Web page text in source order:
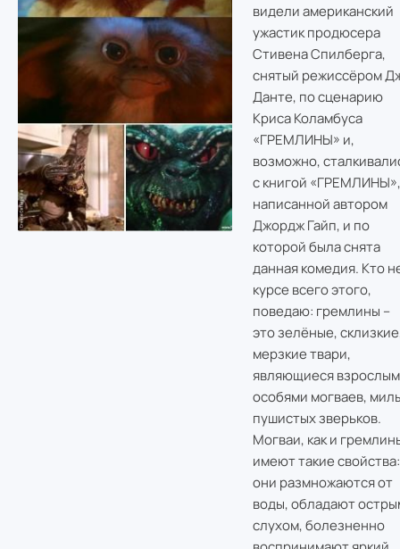
видели американский
ужастик продюсера
Стивена Спилберга,
снятый режиссёром
Данте, по сценарию
Криса Коламбуса
«ГРЕМЛИНЫ» и,
возможно,
с книгой «ГРЕМЛИНЫ»,
написанной автором
Джордж Гайп, и по
которой была снята
данная комедия. Кто
курсе всего этого,
поведаю: гремлины –
это зелёные,
мерзкие твари,
являющиеся
особями могваев,
пушистых зверьков.
Могваи, как и
имеют такие свойства:
они размножаются от
воды, обладают
слухом, болезненно